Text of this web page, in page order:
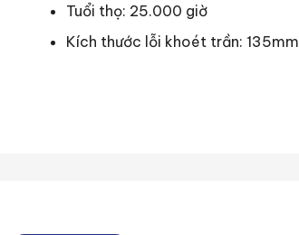
Tuổi thọ: 25.000 giờ
Kích thước lỗi khoét trần: 135mm